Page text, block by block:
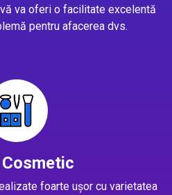
va oferi o facilitate excelentă
pentru afacerea dvs.
foarte ușor cu varietatea